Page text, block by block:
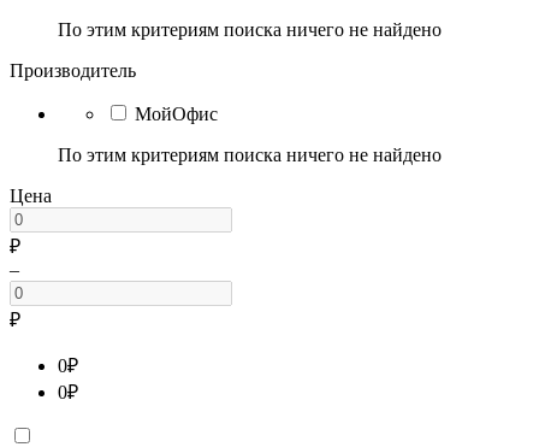
По этим критериям поиска ничего не найдено
Производитель
МойОфис
По этим критериям поиска ничего не найдено
Цена
₽
–
₽
0₽
0₽